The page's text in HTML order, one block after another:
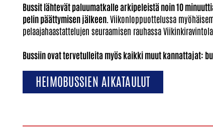
Bussit lähtevät paluumatkalle arkipeleistä noin 10
pelin päättymisen jälkeen.​​​​​​​ Viikonloppuottelussa
pelaajahaastattelujen seuraamisen rauhassa
​​​​​​​Bussiin ovat tervetulleita myös kaikki muut kannattajat:
HEIMOBUSSIEN AIKATAULUT